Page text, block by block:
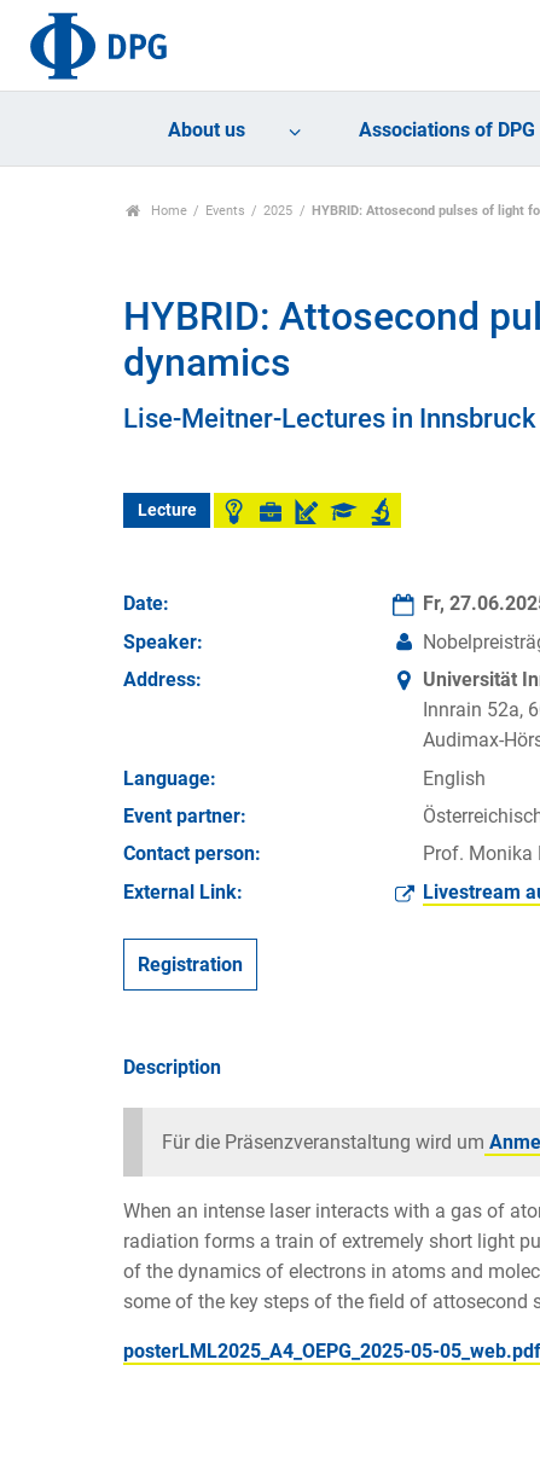
About us Associations of DPG
Home Events 2025 HYBRID: Attosecond pulses of light
HYBRID: Attosecond
dynamics
Lise-Meitner-Lectures in Innsbruck
Lecture
Date: Fr,
Speaker:
Address:
Universität
Innrain 52a,
Audimax-
Language:
English
Event partner:
Contact person:
Prof. Monika
External Link:
Livestream
Registration
Description
Für die Präsenzveranstaltung wird um
When an intense laser interacts with a gas of
radiation forms a train of extremely short light
of the dynamics of electrons in atoms and
some of the key steps of the field of attosecond
posterLML2025_A4_OEPG_2025-05-05_web.pdf